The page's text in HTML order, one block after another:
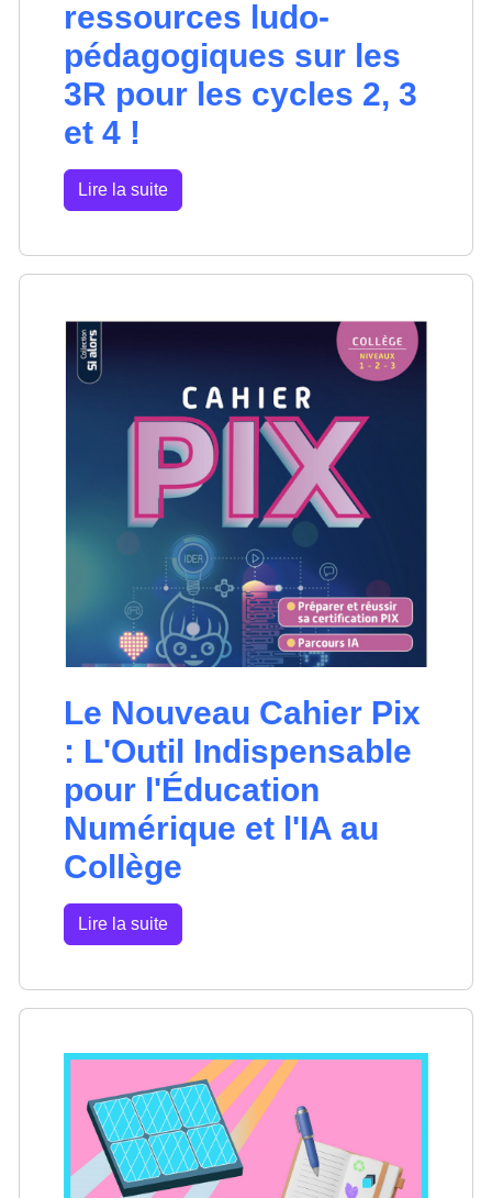
ressources ludo-
pédagogiques sur les
3R pour les cycles 2, 3
et 4 !
Lire la suite
Le Nouveau Cahier Pix
: L'Outil Indispensable
pour l'Éducation
Numérique et l'IA au
Collège
Lire la suite